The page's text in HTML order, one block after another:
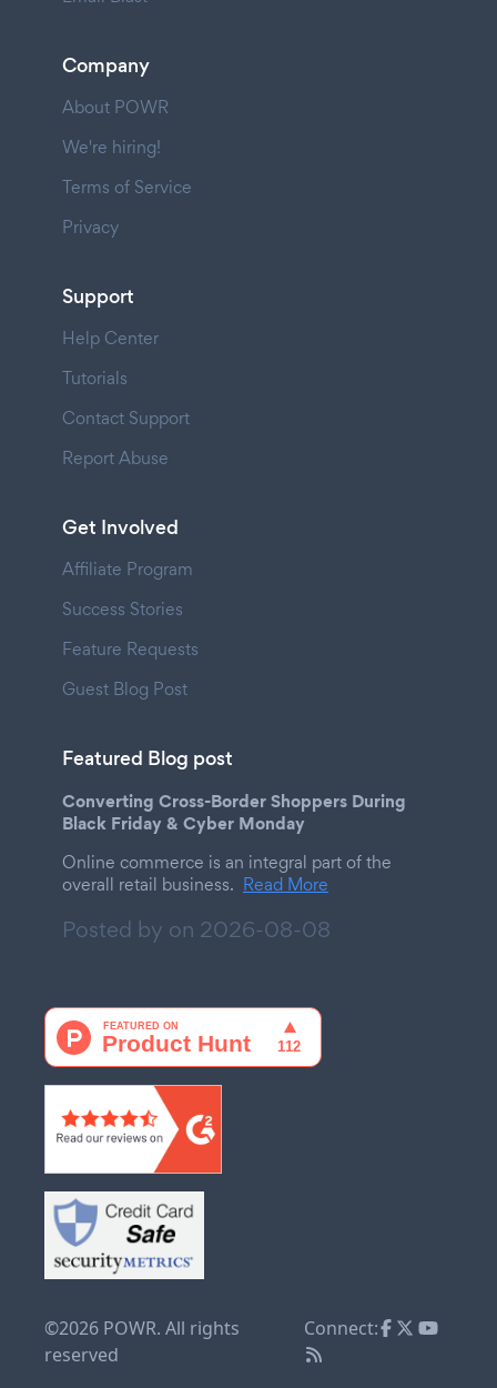
Company
About POWR
We're hiring!
Terms of Service
Privacy
Support
Help Center
Tutorials
Contact Support
Report Abuse
Get Involved
Affiliate Program
Success Stories
Feature Requests
Guest Blog Post
Featured Blog post
Converting Cross-Border Shoppers During
Black Friday & Cyber Monday
Online commerce is an integral part of the
overall retail business. Read More
Posted by on 2026-08-08
©2026 POWR. All rights
reserved
Connect: